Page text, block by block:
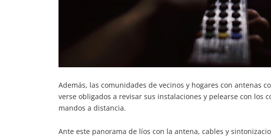
Además, las comunidades de vecinos y hogares con antenas
verse obligados a revisar sus instalaciones y pelearse con los
mandos a distancia.
Ante este panorama de líos con la antena, cables y